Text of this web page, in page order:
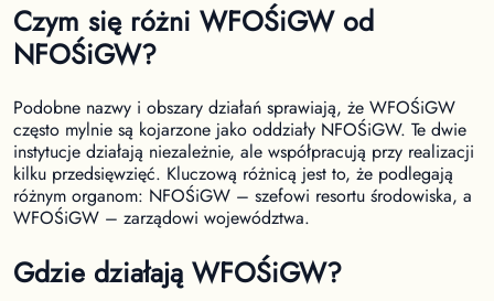
Czym się różni WFOŚiGW od
NFOŚiGW?
Podobne nazwy i obszary działań sprawiają, że WFOŚiGW
często mylnie są kojarzone jako oddziały NFOŚiGW. Te dwie
instytucje działają niezależnie, ale współpracują przy realizacji
kilku przedsięwzięć. Kluczową różnicą jest to, że podlegają
różnym organom: NFOŚiGW – szefowi resortu środowiska, a
WFOŚiGW – zarządowi województwa.
Gdzie działają WFOŚiGW?